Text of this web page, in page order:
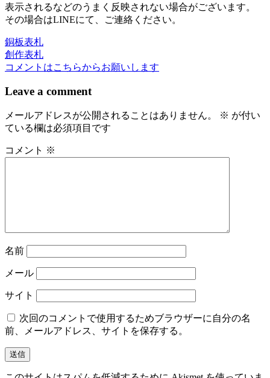
表示されるなどのうまく反映されない場合がございます。
その場合はLINEにて、ご連絡ください。
投
稿
ナ
ゲ
シ
銅板表札
創作表札
コメントはこちらからお願いします
Leave a comment
メールアドレスが公開されることはありません。 ※ が付い
ている欄は必須項目です
コメント ※
名前
メール
サイト
次回のコメントで使用するためブラウザーに自分の名
前、メールアドレス、サイトを保存する。